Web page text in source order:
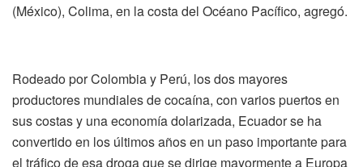
(México), Colima, en la costa del Océano Pacífico, agregó.
Rodeado por Colombia y Perú, los dos mayores
productores mundiales de cocaína, con varios puertos en
sus costas y una economía dolarizada, Ecuador se ha
convertido en los últimos años en un paso importante para
el tráfico de esa droga que se dirige mayormente a Europa